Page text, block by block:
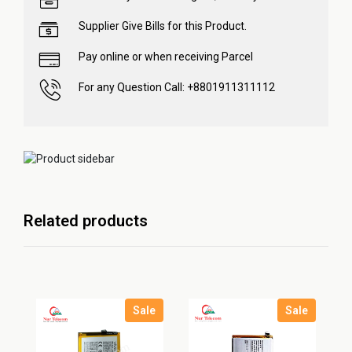
Supplier Give Bills for this Product.
Pay online or when receiving Parcel
For any Question Call: +8801911311112
Related products
Sale Sale